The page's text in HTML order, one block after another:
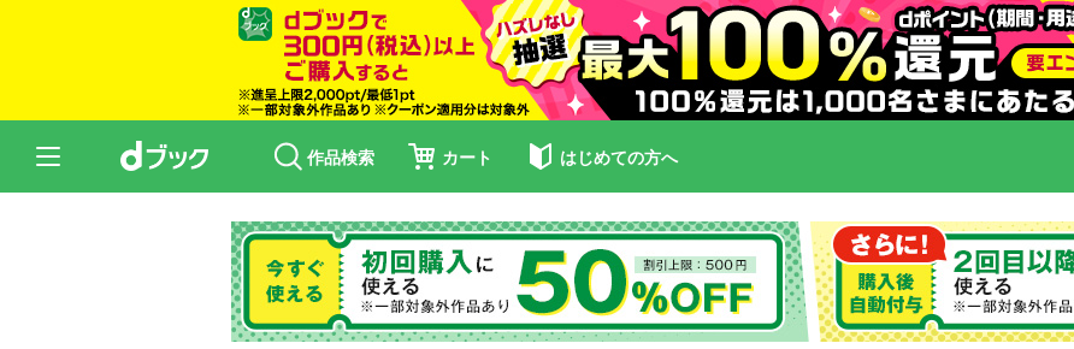
作品検索 カート はじめての方へ